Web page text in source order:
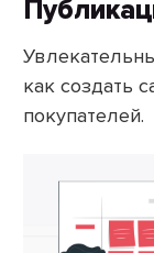
как создать
покупателей.